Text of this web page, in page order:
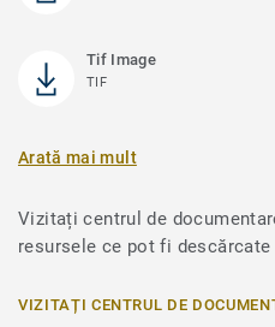
Tif Image
TIF
Arată mai mult
Vizitați centrul de
resursele ce pot fi descărcate
VIZITAȚI CENTRUL DE